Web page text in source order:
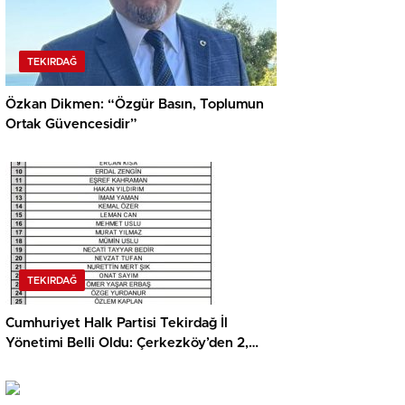
TEKIRDAĞ
Özkan Dikmen: “Özgür Basın, Toplumun
Ortak Güvencesidir”
TEKIRDAĞ
Cumhuriyet Halk Partisi Tekirdağ İl
Yönetimi Belli Oldu: Çerkezköy’den 2,